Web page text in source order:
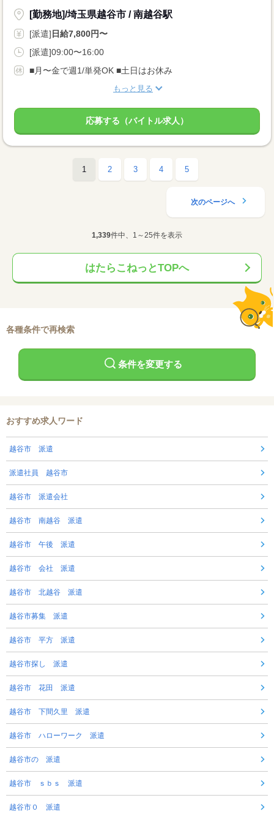
[勤務地]/埼玉県越谷市 / 南越谷駅
[派遣] 日給7,800円〜
[派遣]09:00〜16:00
■月〜金で週1/単発OK ■土日はお休み
もっと見る
応募する（バイトル求人）
1 2 3 4 5
次のページへ
1,339件中、1～25件を表示
はたらこねっとTOPへ
各種条件で再検索
条件を変更する
おすすめ求人ワード
越谷市 派遣
派遣社員 越谷市
越谷市 派遣会社
越谷市 南越谷 派遣
越谷市 午後 派遣
越谷市 会社 派遣
越谷市 北越谷 派遣
越谷市募集 派遣
越谷市 平方 派遣
越谷市探し 派遣
越谷市 花田 派遣
越谷市 下間久里 派遣
越谷市 ハローワーク 派遣
越谷市の 派遣
越谷市 ｓｂｓ 派遣
越谷市０ 派遣